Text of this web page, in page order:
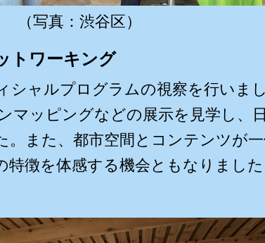
（写真：渋谷区）
トワーキング
シャルプログラムの視察を行いま
マッピングなどの展示を見学し、
また、都市空間とコンテンツが一
徴を体感する機会ともなりました